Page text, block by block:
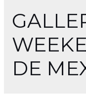
DE